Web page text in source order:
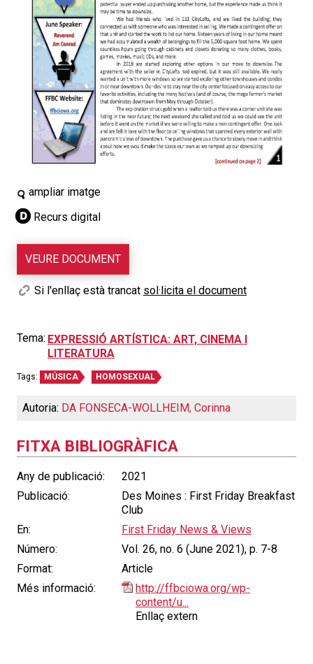
ampliar imatge
Recurs digital
VEURE DOCUMENT
Si l'enllaç està trancat sol·licita el document
Tema: EXPRESSIÓ ARTÍSTICA: ART, CINEMA I
LITERATURA
Tags: MÚSICA HOMOSEXUAL
Autoria: DA FONSECA-WOLLHEIM, Corinna
FITXA BIBLIOGRÀFICA
Any de publicació:
2021
Publicació:
Des Moines : First Friday Breakfast
Club
En:
First Friday News & Views
Número:
Vol. 26, no. 6 (June 2021), p. 7-8
Format:
Article
Més informació:
http://ffbciowa.org/wp-
content/u...
Enllaç extern